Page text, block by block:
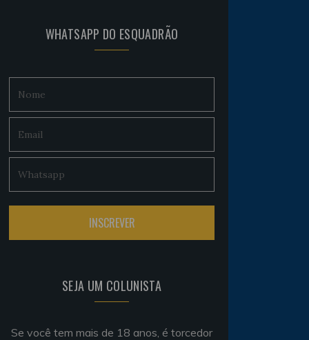
WHATSAPP DO ESQUADRÃO
SEJA UM COLUNISTA
Se você tem mais de 18 anos, é torcedor